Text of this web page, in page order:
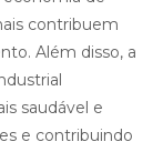
contribuem
Além disso, a
saudável e
e contribuindo